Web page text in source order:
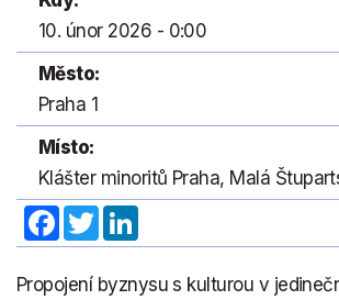
10. únor 2026 - 0:00
Město:
Praha 1
Místo:
Klášter minoritů Praha, Malá
Facebook
Twitter
Propojení byznysu s kulturou v